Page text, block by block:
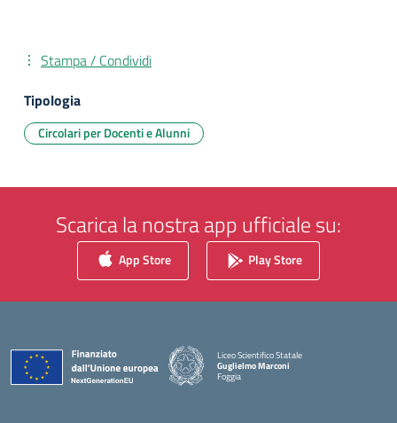
Stampa / Condividi
Tipologia
Circolari per Docenti e Alunni
Scarica la nostra app ufficiale su:
App Store Play Store
Liceo Scientifico Statale
Guglielmo Marconi
Foggia
— Visita la pagina iniziale della scuola